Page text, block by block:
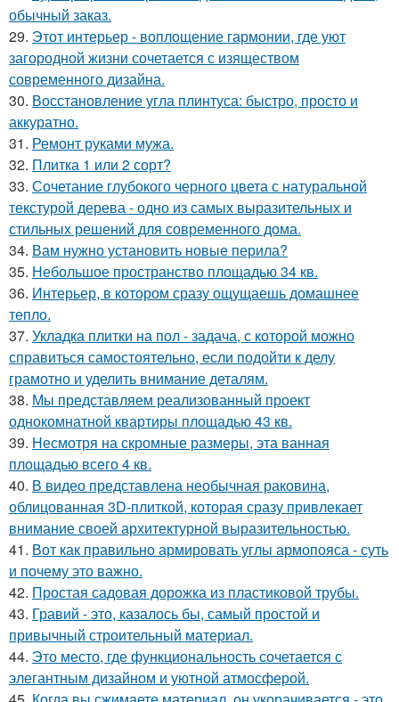
обычный заказ.
29. Этот интерьер - воплощение гармонии, где уют
загородной жизни сочетается с изяществом
современного дизайна.
30. Восстановление угла плинтуса: быстро, просто и
аккуратно.
31. Ремонт руками мужа.
32. Плитка 1 или 2 сорт?
33. Сочетание глубокого черного цвета с натуральной
текстурой дерева - одно из самых выразительных и
стильных решений для современного дома.
34. Вам нужно установить новые перила?
35. Небольшое пространство площадью 34 кв.
36. Интерьер, в котором сразу ощущаешь домашнее
тепло.
37. Укладка плитки на пол - задача, с которой можно
справиться самостоятельно, если подойти к делу
грамотно и уделить внимание деталям.
38. Мы представляем реализованный проект
однокомнатной квартиры площадью 43 кв.
39. Несмотря на скромные размеры, эта ванная
площадью всего 4 кв.
40. В видео представлена необычная раковина,
облицованная 3D-плиткой, которая сразу привлекает
внимание своей архитектурной выразительностью.
41. Вот как правильно армировать углы армопояса - суть
и почему это важно.
42. Простая садовая дорожка из пластиковой трубы.
43. Гравий - это, казалось бы, самый простой и
привычный строительный материал.
44. Это место, где функциональность сочетается с
элегантным дизайном и уютной атмосферой.